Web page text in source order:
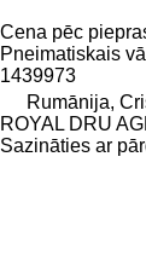
Cena pēc
Pneimatiskais
1439973
Rumānija,
ROYAL DRU
Sazināties ar